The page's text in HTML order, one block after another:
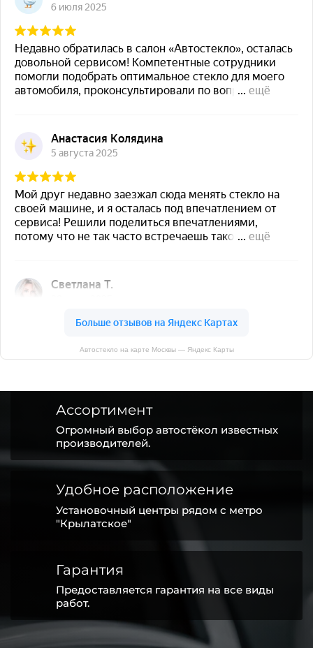
Автостекло на карте Москвы — Яндекс Карты
Ассортимент
Огромный выбор автостёкол известных
производителей.
Удобное расположение
Установочный центры рядом с метро
"Крылатское"
Гарантия
Предоставляется гарантия на все виды
работ.